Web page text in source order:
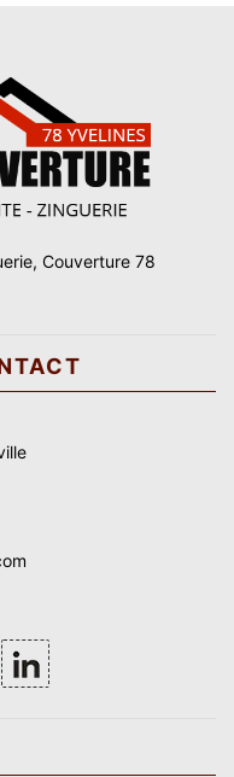
Couverture 78